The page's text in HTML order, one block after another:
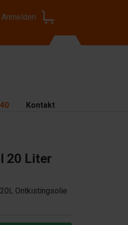
Anmelden
Kontakt
20 Liter
Ontkistingsolie